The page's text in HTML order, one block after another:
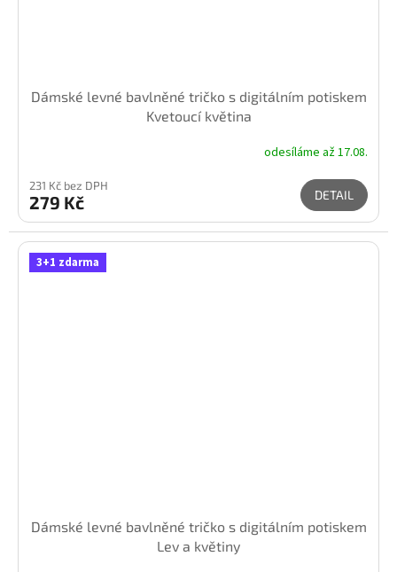
Dámské levné bavlněné tričko s digitálním potiskem
Kvetoucí květina
odesíláme až 17.08.
231 Kč bez DPH
279 Kč DETAIL
3+1 zdarma
Dámské levné bavlněné tričko s digitálním potiskem
Lev a květiny